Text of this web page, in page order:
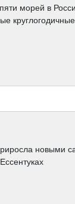
морей в
новыми